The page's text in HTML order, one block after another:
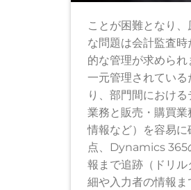
ことが困難となり
な問題は会計監査
的な管理が求めら
一元管理されてい
り、部門間におけ
業務と販売・購買
情報など）を容易
点、Dynamics 365
報まで追跡（ドリ
細や入力者の情報